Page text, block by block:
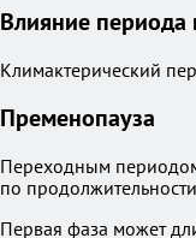
Влияние
Климактерический
Пременопауза
Переходным периодом
по
Первая фаза может